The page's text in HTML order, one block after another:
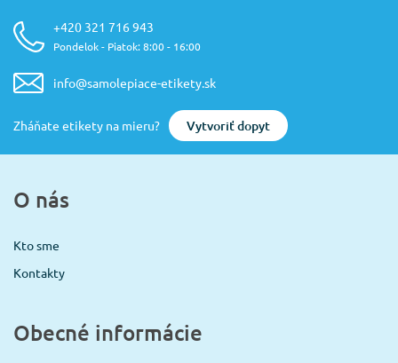
+420 321 716 943
Pondelok - Piatok: 8:00 - 16:00
info@samolepiace-etikety.sk
Zháňate etikety na mieru? Vytvoriť dopyt
O nás
Kto sme
Kontakty
Obecné informácie